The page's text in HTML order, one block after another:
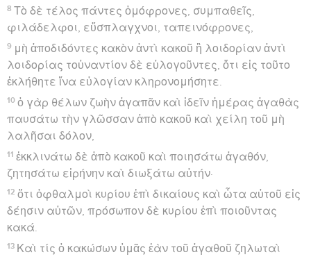
8 Τὸ δὲ τέλος πάντες ὁμόφρονες, συμπαθεῖς,
φιλάδελφοι, εὔσπλαγχνοι, ταπεινόφρονες,
9 μὴ ἀποδιδόντες κακὸν ἀντὶ κακοῦ ἢ λοιδορίαν ἀντὶ
λοιδορίας τοὐναντίον δὲ εὐλογοῦντες, ὅτι εἰς τοῦτο
ἐκλήθητε ἵνα εὐλογίαν κληρονομήσητε.
10 ὁ γὰρ θέλων ζωὴν ἀγαπᾶν καὶ ἰδεῖν ἡμέρας ἀγαθὰς
παυσάτω τὴν γλῶσσαν ἀπὸ κακοῦ καὶ χείλη τοῦ μὴ
λαλῆσαι δόλον,
11 ἐκκλινάτω δὲ ἀπὸ κακοῦ καὶ ποιησάτω ἀγαθόν,
ζητησάτω εἰρήνην καὶ διωξάτω αὐτήν·
12 ὅτι ὀφθαλμοὶ κυρίου ἐπὶ δικαίους καὶ ὦτα αὐτοῦ εἰς
δέησιν αὐτῶν, πρόσωπον δὲ κυρίου ἐπὶ ποιοῦντας
κακά.
13 Καὶ τίς ὁ κακώσων ὑμᾶς ἐὰν τοῦ ἀγαθοῦ ζηλωταὶ